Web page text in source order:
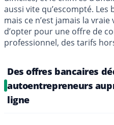
aussi vite qu’escompté. Les
mais ce n’est jamais la
d’opter pour une offre de
professionnel, des tarifs
Des offres bancaires
autoentrepreneurs
ligne